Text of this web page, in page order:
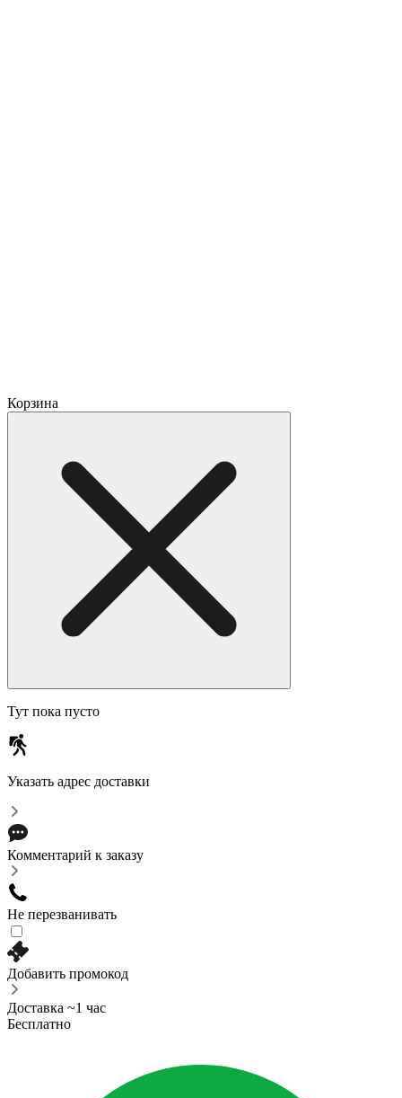
Корзина
Тут пока пусто
Указать адрес доставки
Комментарий к заказу
Не перезванивать
Добавить промокод
Доставка ~1 час
Бесплатно